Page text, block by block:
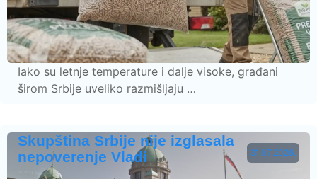
Iako su letnje temperature i dalje visoke, građani
širom Srbije uveliko razmišljaju …
31.07.2026.
Skupština Srbije nije izglasala
nepoverenje Vladi